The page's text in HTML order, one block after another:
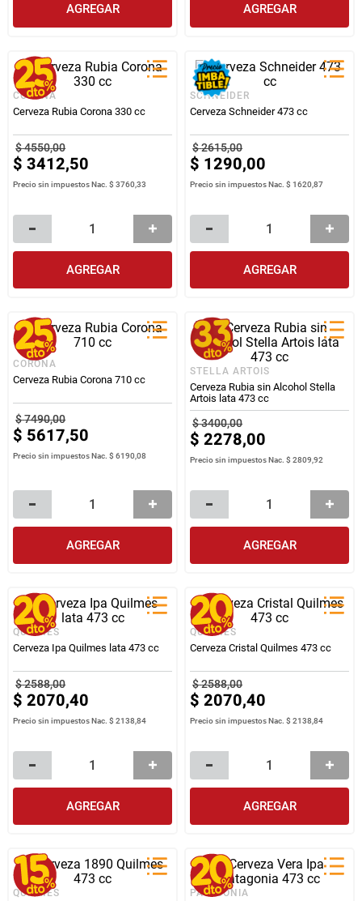
AGREGAR AGREGAR
CORONA
Cerveza Rubia Corona 330 cc
$4550,00
$ 3412,50
Precio sin impuestos Nac.$ 3760,33
AGREGAR
SCHNEIDER
Cerveza Schneider 473 cc
$2615,00
$ 1290,00
Precio sin impuestos Nac.$ 1620,87
AGREGAR
CORONA
Cerveza Rubia Corona 710 cc
$7490,00
$ 5617,50
Precio sin impuestos Nac.$ 6190,08
AGREGAR
STELLA ARTOIS
Cerveza Rubia sin Alcohol Stella
Artois lata 473 cc
$3400,00
$ 2278,00
Precio sin impuestos Nac.$ 2809,92
AGREGAR
QUILMES
Cerveza Ipa Quilmes lata 473 cc
$2588,00
$ 2070,40
Precio sin impuestos Nac.$ 2138,84
AGREGAR
QUILMES
Cerveza Cristal Quilmes 473 cc
$2588,00
$ 2070,40
Precio sin impuestos Nac.$ 2138,84
AGREGAR
QUILMES PATAGONIA